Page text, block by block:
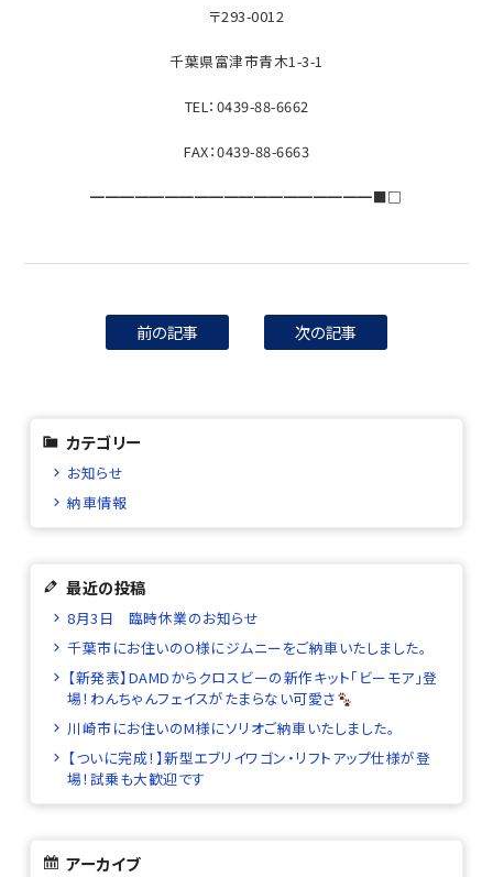
〒293-0012
千葉県富津市青木1-3-1
TEL：0439-88-6662
FAX：0439-88-6663
━━━━━━━━━━━━━━━━━━━■□
前の記事 次の記事
カテゴリー
お知らせ
納車情報
最近の投稿
8月3日 臨時休業のお知らせ
千葉市にお住いのO様にジムニーをご納車いたしました。
【新発表】DAMDからクロスビーの新作キット「ビーモア」登
場！わんちゃんフェイスがたまらない可愛さ
川崎市にお住いのM様にソリオご納車いたしました。
【ついに完成！】新型エブリイワゴン・リフトアップ仕様が登
場！試乗も大歓迎です
アーカイブ